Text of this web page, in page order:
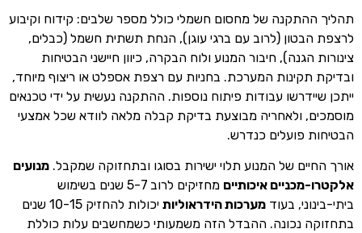
תהליך ההתקנה של מחסום חשמלי כולל מספר שלבים: קידוח וקיבוע
לרצפת הבטון (לרוב עם ברגי עוגן), הנחת תשתית חשמל (כבלים,
צינורות הגנה), חיבור המנוע ולוח הבקרה, כיוון חיישני הבטיחות
ובדיקת תקינות המערכת. בחניות עם רצפת אספלט או ריצוף מיוחד,
ייתכן שיידרשו עבודות פיתוח נוספות. ההתקנה נעשית על ידי טכנאים
מוסמכים, ולאחריה מבוצעת בדיקת קבלה מלאה לוודא שכל אמצעי
הבטיחות פועלים כנדרש.
אורך החיים של המנוע תלוי ישירות בסוגו ובתחזוקה שמקבל. מנועים
אלקטרו-מכניים איכותיים
מחזיקים לרוב 5-7 שנים בשימוש
ביתי-בינוני, בעוד מערכות הידראוליות
יכולות להחזיק 10-15 שנים
בתחזוקה נכונה. ההבדל הזה משמעותי כשמחשבים עלות כוללת